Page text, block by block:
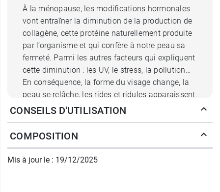
À la ménopause, les modifications hormonales
vont entraîner la diminution de la production de
collagène, cette protéine naturellement produite
par l’organisme et qui confère à notre peau sa
fermeté. Parmi les autres facteurs qui expliquent
cette diminution : les UV, le stress, la pollution…
En conséquence, la forme du visage change, la
peau se relâche, les rides et ridules apparaissent.
Que renferme la formule de la
crème jour redensifiante liftante
Neovadiol Complexe
CONSEILS D'UTILISATION
COMPOSITION
Mis à jour le : 19/12/2025